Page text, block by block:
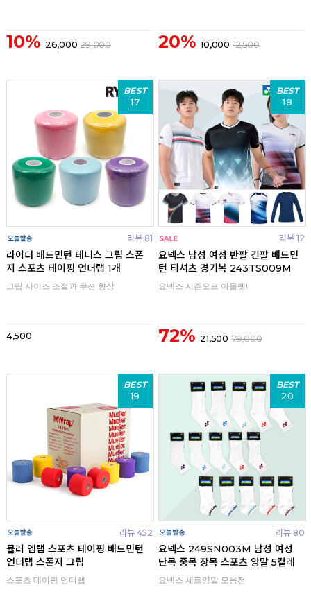
10% 26,000 29,000 20% 10,000 12,500
BEST
17
리뷰 81
라이더 배드민턴 테니스 그립 스폰
지 스포츠 테이핑 언더랩 1개
그립 사이즈 조절과 쿠션 향상
4,500
BEST
18
리뷰 12
요넥스 남성 여성 반팔 긴팔 배드민
턴 티셔츠 경기복 243TS009M
요넥스 시즌오프 아울렛!
72% 21,500 79,000
BEST
19
리뷰 452
뮬러 엠랩 스포츠 테이핑 배드민턴
언더랩 스폰지 그립
스포츠 테이핑 언더랩
BEST
20
리뷰 80
요넥스 249SN003M 남성 여성
단목 중목 장목 스포츠 양말 5켤레
요넥스 세트양말 모음전